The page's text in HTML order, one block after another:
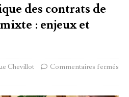
des contrats de
: enjeux et
Chevillot Commentaires fermés